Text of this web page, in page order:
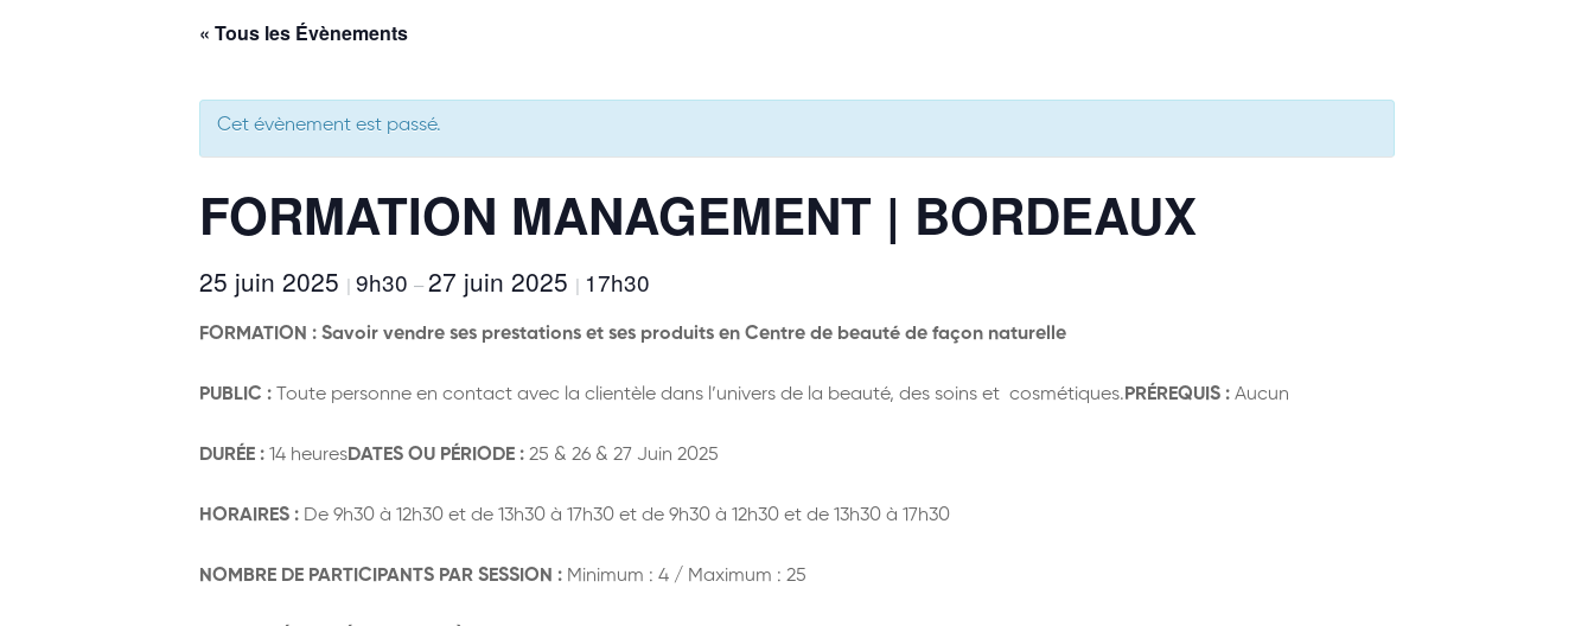
« Tous les Évènements
Cet évènement est passé.
FORMATION MANAGEMENT | BORDEAUX
25 juin 2025 | 9h30 –27 juin 2025 | 17h30
FORMATION : Savoir vendre ses prestations et ses produits en Centre de beauté de façon naturelle
PUBLIC : Toute personne en contact avec la clientèle dans l’univers de la beauté, des soins et cosmétiques.PRÉREQUIS : Aucun
DURÉE : 14 heuresDATES OU PÉRIODE : 25 & 26 & 27 Juin 2025
HORAIRES : De 9h30 à 12h30 et de 13h30 à 17h30 et de 9h30 à 12h30 et de 13h30 à 17h30
NOMBRE DE PARTICIPANTS PAR SESSION : Minimum : 4 / Maximum : 25